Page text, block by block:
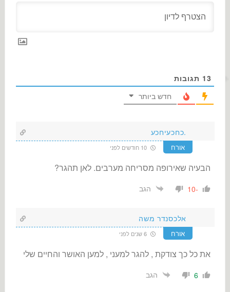
13 תגובות
חדש ביותר
.כחכעיחכע
אורח
הבעיה שאירופה מסריחה מערבים. לאן תהגר?
-10 הגב
אלכסנדר משה
אורח
את כל כך צודקת , להגר למעני , למען האושר והחיים שלי
6 הגב